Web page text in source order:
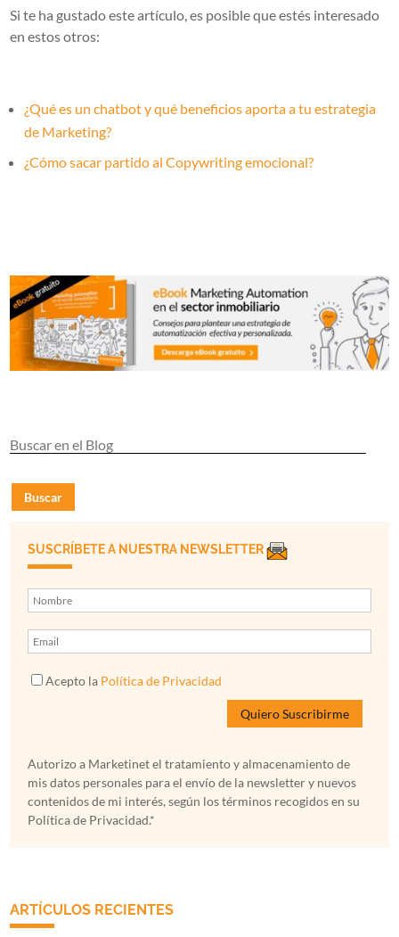
Si te ha gustado este artículo, es posible que estés interesado
en estos otros:
¿Qué es un chatbot y qué beneficios aporta a tu estrategia
de Marketing?
¿Cómo sacar partido al Copywriting emocional?
Buscar
SUSCRÍBETE A NUESTRA NEWSLETTER
Acepto la Política de Privacidad
Autorizo a Marketinet el tratamiento y almacenamiento de
mis datos personales para el envío de la newsletter y nuevos
contenidos de mi interés, según los términos recogidos en su
Política de Privacidad.*
ARTÍCULOS RECIENTES